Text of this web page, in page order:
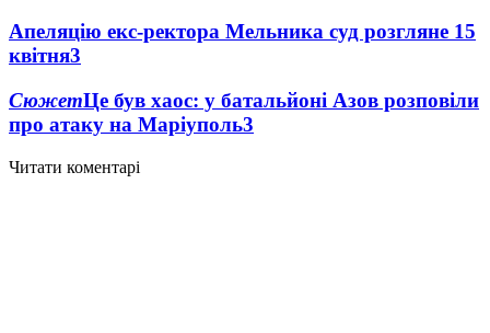
Апеляцію екс-ректора Мельника суд розгляне 15
квітня3
СюжетЦе був хаос: у батальйоні Азов розповіли
про атаку на Маріуполь3
Читати коментарі